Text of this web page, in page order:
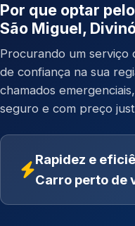
Por que optar
São Miguel,
Procurando um serviço
de confiança na sua
chamados
seguro e com preço
Rapidez e
Carro perto de